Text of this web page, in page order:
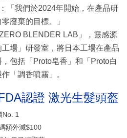
「我們於2024年開始，在產品研
廢棄的目標。」
BLENDER LAB」，靈感源
場」研發室，將日本工場在產品
包括「Proto皂香」和「Proto白
「調香噴霧」。
認證 激光生髮頭盔
1
額外減$100